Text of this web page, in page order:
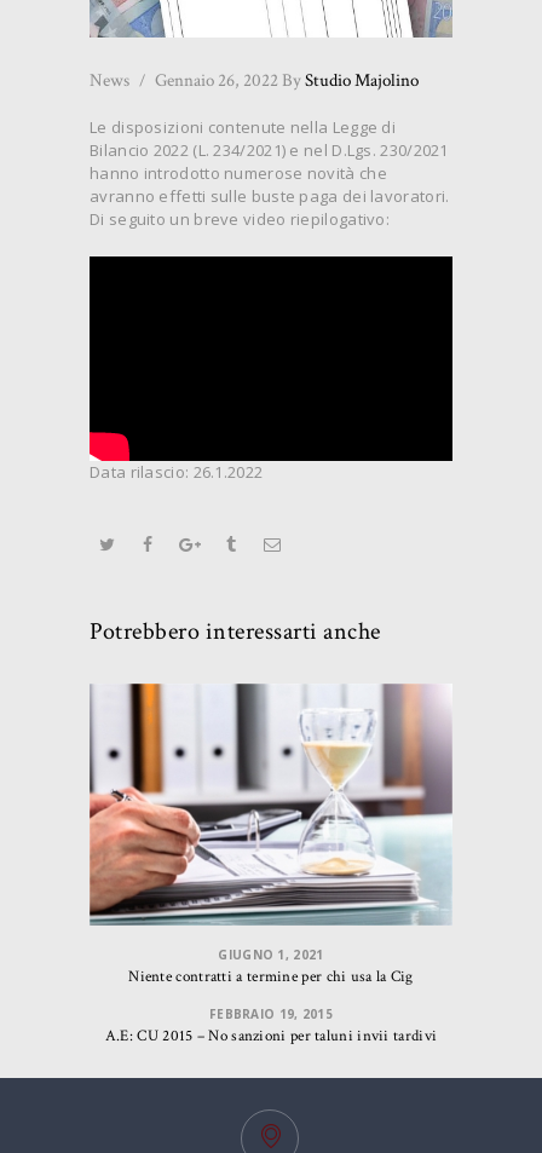
News Gennaio 26, 2022 ByStudio Majolino
Le disposizioni contenute nella Legge di
Bilancio 2022 (L. 234/2021) e nel D.Lgs. 230/2021
hanno introdotto numerose novità che
avranno effetti sulle buste paga dei lavoratori.
Di seguito un breve video riepilogativo:
Data rilascio: 26.1.2022
Potrebbero interessarti anche
GIUGNO 1, 2021
Niente contratti a termine per chi usa la Cig
FEBBRAIO 19, 2015
A.E: CU 2015 – No sanzioni per taluni invii tardivi